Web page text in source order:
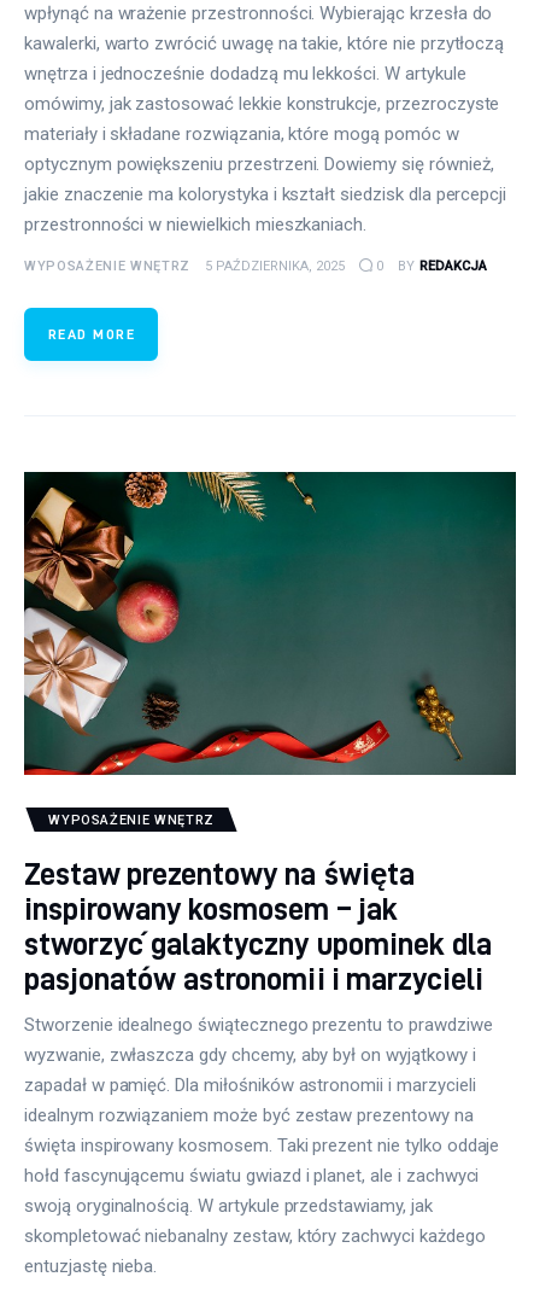
wpłynąć na wrażenie przestronności. Wybierając krzesła do
kawalerki, warto zwrócić uwagę na takie, które nie przytłoczą
wnętrza i jednocześnie dodadzą mu lekkości. W artykule
omówimy, jak zastosować lekkie konstrukcje, przezroczyste
materiały i składane rozwiązania, które mogą pomóc w
optycznym powiększeniu przestrzeni. Dowiemy się również,
jakie znaczenie ma kolorystyka i kształt siedzisk dla percepcji
przestronności w niewielkich mieszkaniach.
WYPOSAŻENIE WNĘTRZ 5 PAŹDZIERNIKA, 2025 0 BY REDAKCJA
READ MORE
WYPOSAŻENIE WNĘTRZ
Zestaw prezentowy na święta
inspirowany kosmosem – jak
stworzyć galaktyczny upominek dla
pasjonatów astronomii i marzycieli
Stworzenie idealnego świątecznego prezentu to prawdziwe
wyzwanie, zwłaszcza gdy chcemy, aby był on wyjątkowy i
zapadał w pamięć. Dla miłośników astronomii i marzycieli
idealnym rozwiązaniem może być zestaw prezentowy na
święta inspirowany kosmosem. Taki prezent nie tylko oddaje
hołd fascynującemu światu gwiazd i planet, ale i zachwyci
swoją oryginalnością. W artykule przedstawiamy, jak
skompletować niebanalny zestaw, który zachwyci każdego
entuzjastę nieba.